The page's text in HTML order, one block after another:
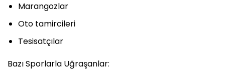
Marangozlar
Oto tamircileri
Tesisatçılar
Bazı Sporlarla Uğraşanlar: